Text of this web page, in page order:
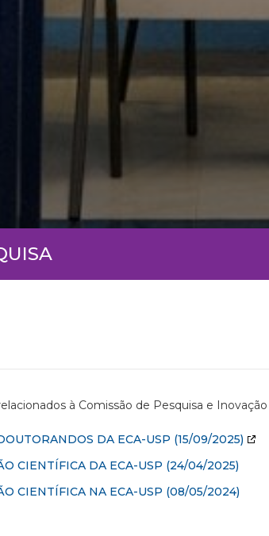
à Comissão de Pesquisa e Inovação
DA ECA-USP (15/09/2025)
CIENTÍFICA DA ECA-USP (24/04/2025)
CIENTÍFICA NA ECA-USP (08/05/2024)